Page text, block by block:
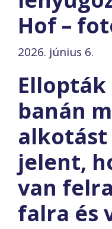
Hof –
2026. június 6.
banán
alkotást
jelent,
van
falra és